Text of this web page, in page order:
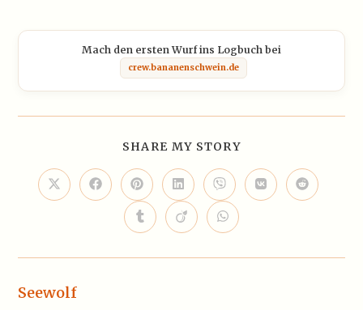
Mach den ersten Wurf ins Logbuch bei
crew.bananenschwein.de
SHARE MY STORYDIESEN
TEILEN
Öffnet
in
Öffnet
in
einem
neuen
Fenster
Öffnet
in
einem
neuen
Fenster
Öffnet
in
einem
neuen
Fenster
Öffnet
in
einem
neuen
Fenster
Öffnet
in
Öffnet
in
Öffnet
in
neuen
Öffnet
in
neuen
Öffnet
in
neuen
Seewolf